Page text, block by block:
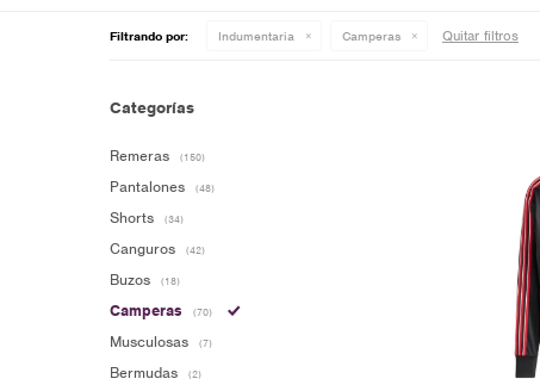
Filtrando por: Indumentaria Camperas Quitar filtros
Categorías
Remeras (150)
Pantalones (48)
Shorts (34)
Canguros (42)
Buzos (18)
Camperas (70)
Musculosas (7)
Bermudas (2)